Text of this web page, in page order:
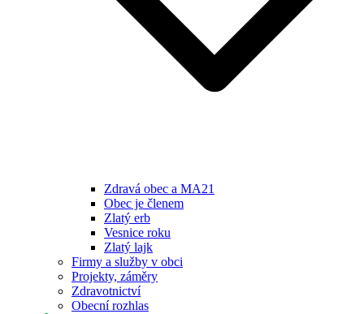
Zdravá obec a MA21
Obec je členem
Zlatý erb
Vesnice roku
Zlatý lajk
Firmy a služby v obci
Projekty, záměry
Zdravotnictví
Obecní rozhlas